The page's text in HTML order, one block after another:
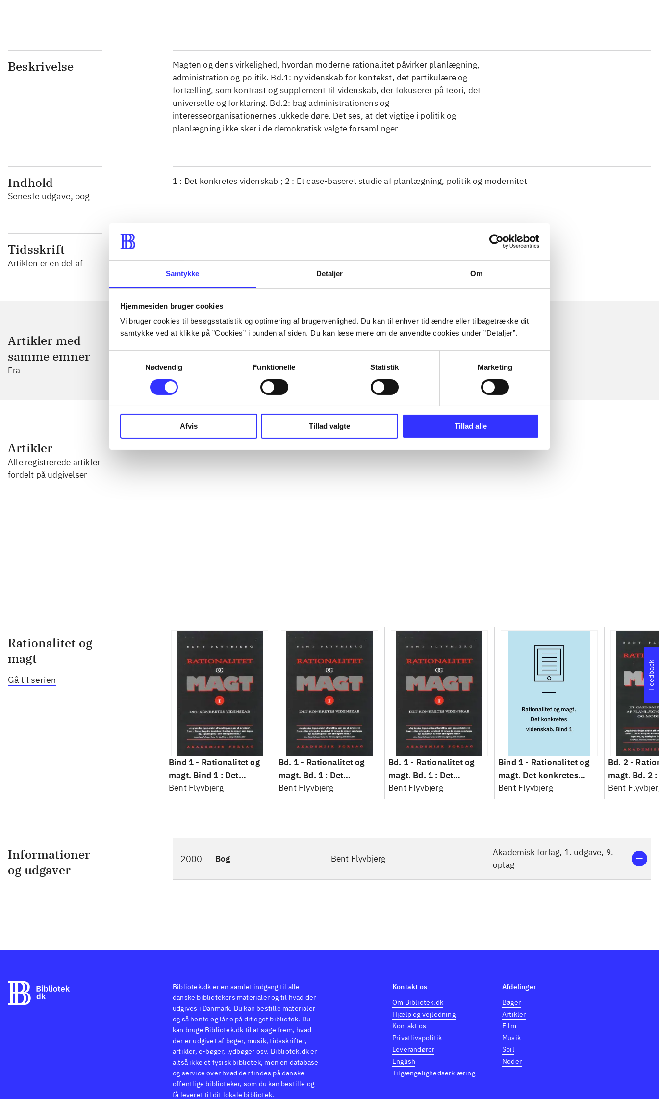
Samtykke Detaljer Om
Hjemmesiden bruger cookies
Vi bruger cookies til besøgsstatistik og optimering af brugervenlighed. Du kan til enhver tid ændre eller tilbagetrække dit
samtykke ved at klikke på ”Cookies” i bunden af siden. Du kan læse mere om de anvendte cookies under ”Detaljer”.
Nødvendig
Funktionelle Statistik Marketing
Afvis Tillad valgte Tillad alle
Beskrivelse
Magten og dens virkelighed, hvordan moderne rationalitet påvirker planlægning,
administration og politik. Bd.1: ny videnskab for kontekst, det partikulære og
fortælling, som kontrast og supplement til videnskab, der fokuserer på teori, det
universelle og forklaring. Bd.2: bag administrationens og
interesseorganisationernes lukkede døre. Det ses, at det vigtige i politik og
planlægning ikke sker i de demokratisk valgte forsamlinger.
Indhold
Seneste udgave, bog
1 : Det konkretes videnskab ; 2 : Et case-baseret studie af planlægning, politik og modernitet
Tidsskrift
Artiklen er en del af
Artikler med
samme emner
Fra
Artikler
Alle registrerede artikler
fordelt på udgivelser
...
Rationalitet og
magt
Gå til serien
Bind 1 - Rationalitet og
magt. Bind 1 : Det
konkretes videnskab
Bent Flyvbjerg
Bd. 1 - Rationalitet og
magt. Bd. 1 : Det
konkretes videnskab
Bent Flyvbjerg
Bd. 1 - Rationalitet og
magt. Bd. 1 : Det
konkretes videnskab
Bent Flyvbjerg
Bind 1 - Rationalitet og
magt. Det konkretes
videnskab. Bind 1
Bent Flyvbjerg
Bd. 2 -
magt. Bd. 2
baseret
Bent
Informationer
og udgaver
2000 Bog Bent Flyvbjerg
Akademisk forlag, 1. udgave, 9.
oplag
Feedback
Bibliotek.dk er en samlet indgang til alle
danske bibliotekers materialer og til hvad der
udgives i Danmark. Du kan bestille materialer
og så hente og låne på dit eget bibliotek. Du
kan bruge Bibliotek.dk til at søge frem, hvad
der er udgivet af bøger, musik, tidsskrifter,
artikler, e-bøger, lydbøger osv. Bibliotek.dk er
altså ikke et fysisk bibliotek, men en database
og service over hvad der findes på danske
offentlige biblioteker, som du kan bestille og
få leveret til dit lokale bibliotek.
Kontakt os
Om Bibliotek.dk
Hjælp og vejledning
Kontakt os
Privatlivspolitik
Leverandører
English
Tilgængelighedserklæring
Afdelinger
Bøger
Artikler
Film
Musik
Spil
Noder